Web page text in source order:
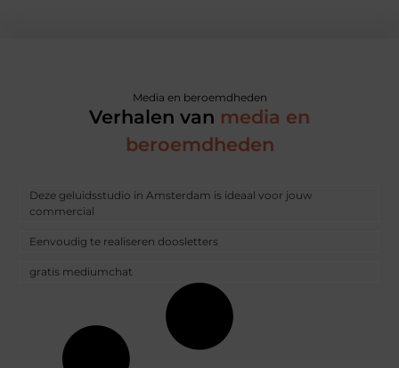
Media en beroemdheden
Verhalen van media en
beroemdheden
Deze geluidsstudio in Amsterdam is ideaal voor jouw
commercial
Eenvoudig te realiseren doosletters
gratis mediumchat